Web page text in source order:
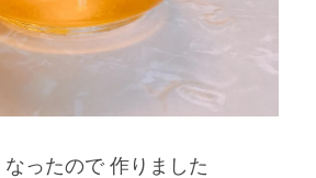
ったので 作りました